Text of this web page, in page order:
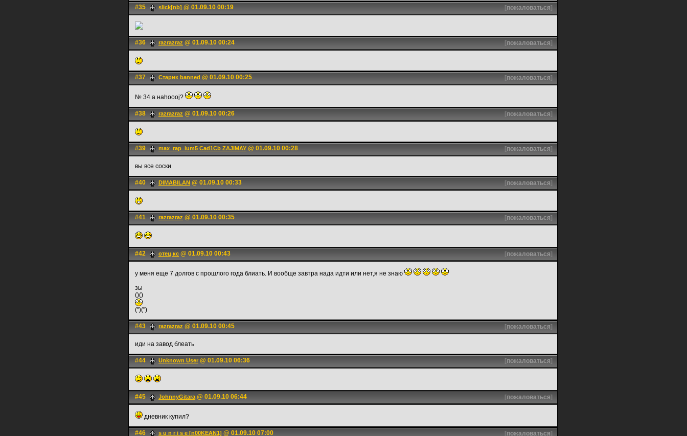
#35 slick[nb] @ 01.09.10 00:19 [пожаловаться]
#36 razrazraz @ 01.09.10 00:24 [пожаловаться]
#37 Старик banned @ 01.09.10 00:25 [пожаловаться]
№ 34 а наhoooj?
#38 razrazraz @ 01.09.10 00:26 [пожаловаться]
#39 max_rap_ium5 Cad1Cb ZAJIMAY @ 01.09.10 00:28 [пожаловаться]
вы все соски
#40 DIMABILAN @ 01.09.10 00:33 [пожаловаться]
#41 razrazraz @ 01.09.10 00:35 [пожаловаться]
#42 отец кс @ 01.09.10 00:43 [пожаловаться]
у меня еще 7 долгов с прошлого года блиать. И вообще завтра нада идти или нет,я не знаю
зы
()()
(")(")
#43 razrazraz @ 01.09.10 00:45 [пожаловаться]
иди на завод блеать
#44 Unknown User @ 01.09.10 06:36 [пожаловаться]
#45 JohnnyGitara@ 01.09.10 06:44 [пожаловаться]
дневник купил?
#46 s u n r i s e [n00KEAN1] @ 01.09.10 07:00 [пожаловаться]